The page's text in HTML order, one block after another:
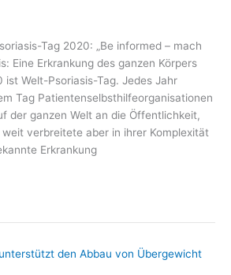
Tag 2020: „Be informed – mach
Eine Erkrankung des ganzen Körpers
ist Welt-Psoriasis-Tag. Jedes Jahr
Tag Patientenselbsthilfeorganisationen
der ganzen Welt an die Öffentlichkeit,
verbreitete aber in ihrer Komplexität
Erkrankung